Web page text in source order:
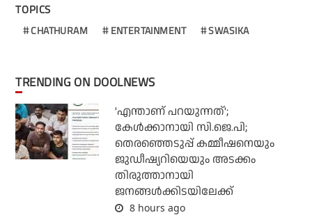
TOPICS
CHATHURAM ENTERTAINMENT SWASIKA
TRENDING ON DOOLNEWS
'എന്താണ് പറയുന്നത്';
കേള്‍ക്കാനായി സി.ജെ.പി;
തെരഞ്ഞെടുപ്പ് കമ്മീഷനെയും
ജുഡീഷ്യറിയെയും അടക്കം
തിരുത്താനായി
ജനങ്ങള്‍ക്കിടയിലേക്ക്
8 hours ago